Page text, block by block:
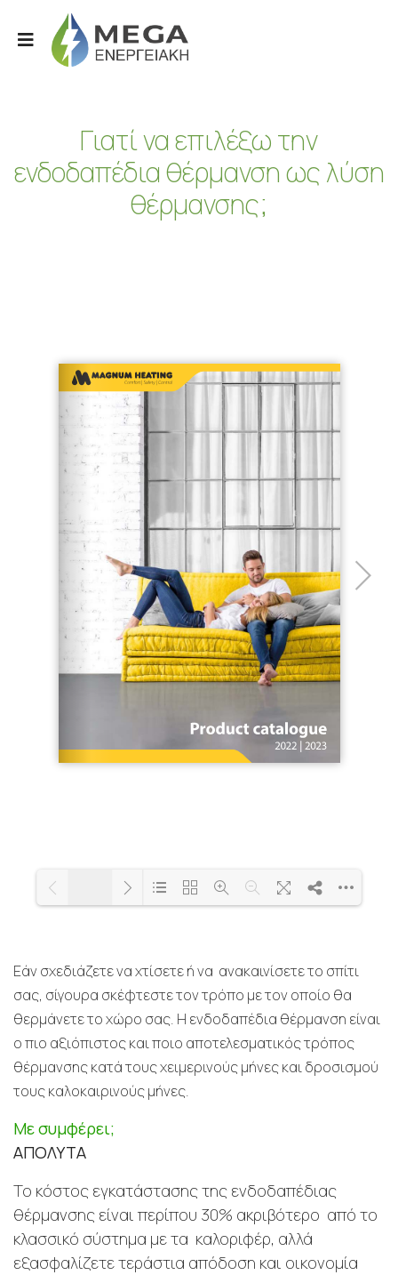
Γιατί να επιλέξω την
ενδοδαπέδια θέρμανση ως λύση
θέρμανσης;
Εάν σχεδιάζετε να χτίσετε ή να ανακαινίσετε το σπίτι
σας, σίγουρα σκέφτεστε τον τρόπο με τον οποίο θα
θερμάνετε το χώρο σας. Η ενδοδαπέδια θέρμανση είναι
ο πιο αξιόπιστος και ποιο αποτελεσματικός τρόπος
θέρμανσης κατά τους χειμερινούς μήνες και δροσισμού
τους καλοκαιρινούς μήνες.
Με συμφέρει;
ΑΠΟΛΥΤΑ
Το κόστος εγκατάστασης της ενδοδαπέδιας
θέρμανσης είναι περίπου 30% ακριβότερο από το
κλασσικό σύστημα με τα καλοριφέρ, αλλά
εξασφαλίζετε τεράστια απόδοση και οικονομία